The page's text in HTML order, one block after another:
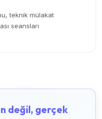
teknik mülakat
seansları
değil, gerçek